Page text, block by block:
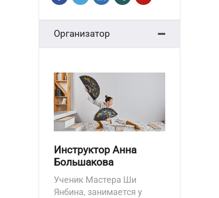
Организатор
Инструктор Анна
Большакова
Ученик Мастера Ши
Янбина, занимается у